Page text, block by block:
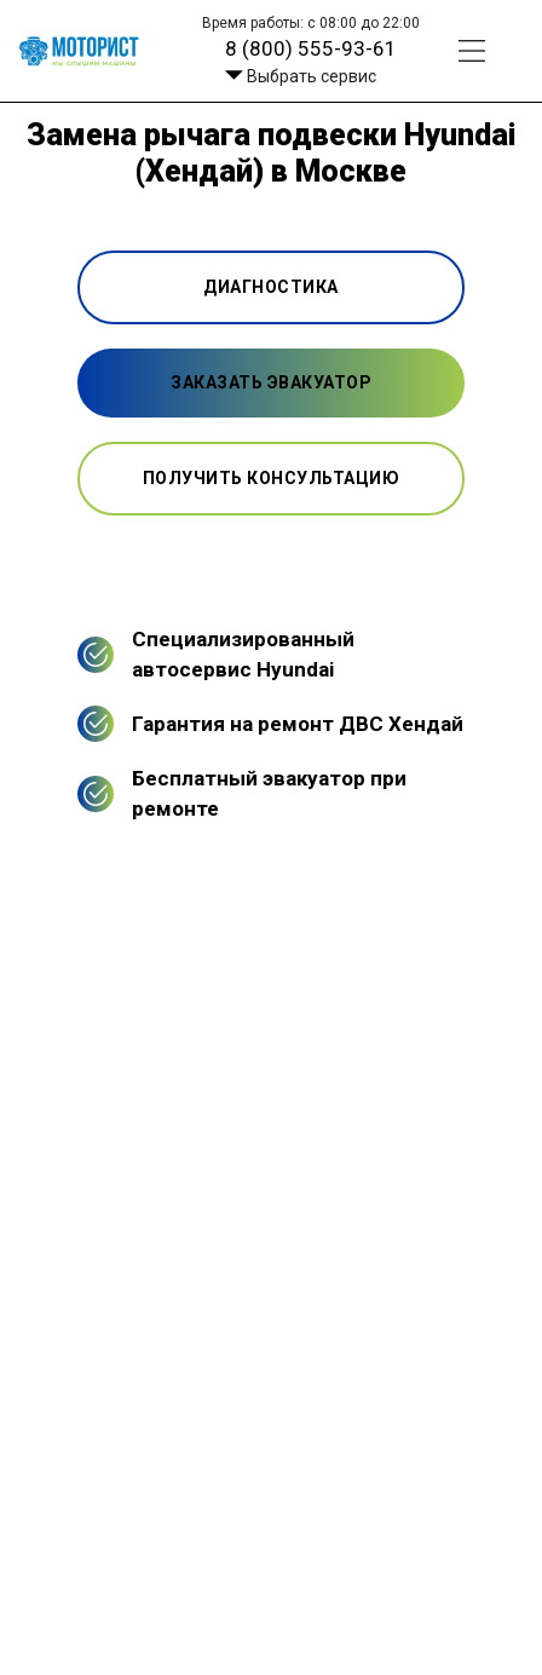
Время работы: с 08:00 до 22:00
8 (800) 555-93-61
Выбрать сервис
Замена рычага подвески Hyundai
(Хендай) в Москве
ДИАГНОСТИКА
ЗАКАЗАТЬ ЭВАКУАТОР
ПОЛУЧИТЬ КОНСУЛЬТАЦИЮ
Специализированный
автосервис Hyundai
Гарантия на ремонт ДВС Хендай
Бесплатный эвакуатор при
ремонте